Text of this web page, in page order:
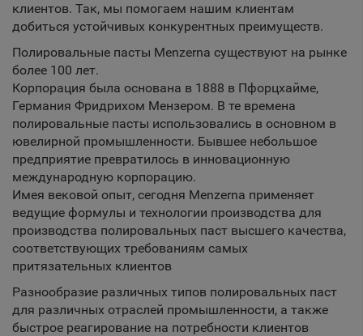
клиентов. Так, мы помогаем нашим клиентам
добиться устойчивых конкурентных преимуществ.
Полировальные пасты Menzerna существуют на рынке
более 100 лет.
Корпорация была основана в 1888 в Пфорцхайме,
Германия Фридрихом Мензером. В те времена
полировальные пасты использовались в основном в
ювелирной промышленности. Бывшее небольшое
предприятие превратилось в инновационную
международную корпорацию.
Имея вековой опыт, сегодня Menzerna применяет
ведущие формулы и технологии производства для
производства полировальных паст высшего качества,
соответствующих требованиям самых
притязательных клиентов
Разнообразие различных типов полировальных паст
для различных отраслей промышленности, а также
быстрое реагирование на потребности клиентов